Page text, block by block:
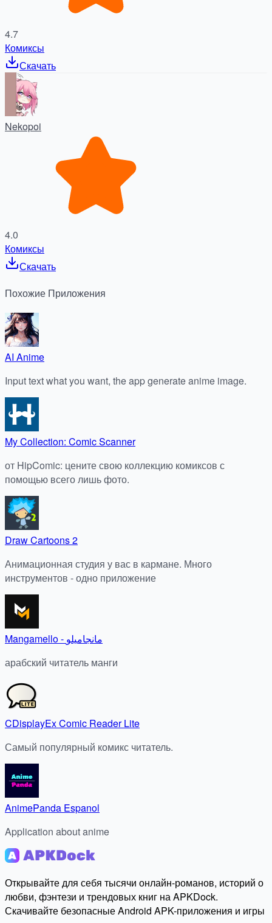
4.7
Комиксы
Скачать
Nekopoi
4.0
Комиксы
Скачать
Похожие Приложения
AI Anime
Input text what you want, the app generate anime image.
My Collection: Comic Scanner
от HipComic: цените свою коллекцию комиксов с
помощью всего лишь фото.
Draw Cartoons 2
Анимационная студия у вас в кармане. Много
инструментов - одно приложение
Mangamello - مانجاميلو
арабский читатель манги
CDisplayEx Comic Reader Lite
Самый популярный комикс читатель.
AnimePanda Espanol
Application about anime
Открывайте для себя тысячи онлайн-романов, историй о
любви, фэнтези и трендовых книг на APKDock.
Скачивайте безопасные Android APK-приложения и игры